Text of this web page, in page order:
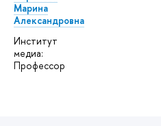
Марина
Александровна
Институт
медиа:
Профессор